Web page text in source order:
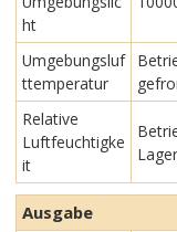
ht
Umgebungsluf
ttemperatur
Relative
Luftfeuchtigke
it
Ausgabe